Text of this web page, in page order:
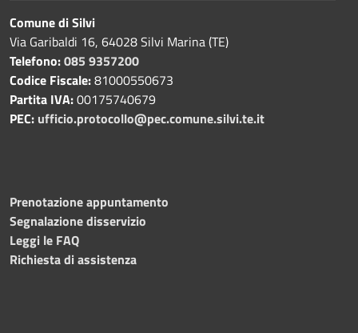
Comune di Silvi
Via Garibaldi 16, 64028 Silvi Marina (TE)
Telefono:085 9357200
Codice Fiscale:81000550673
Partita IVA:00175740679
PEC: ufficio.protocollo@pec.comune.silvi.te.it
Prenotazione appuntamento
Segnalazione disservizio
Leggi le FAQ
Richiesta di assistenza